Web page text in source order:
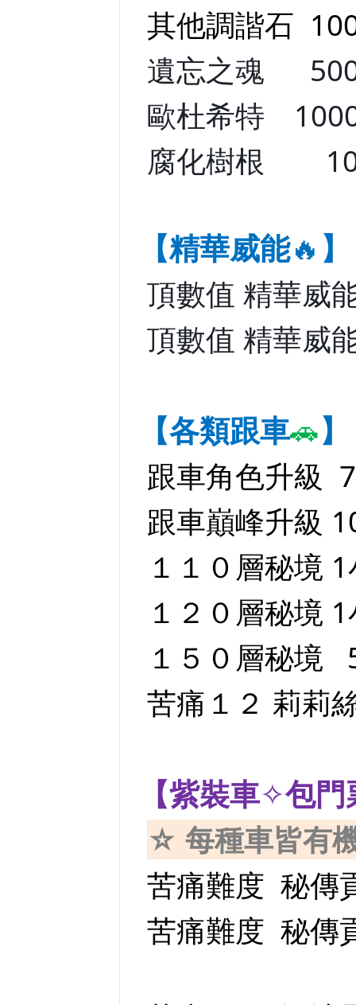
其他調諧石
遺忘之魂
歐杜希特
腐化樹根
【精華威能🔥 】
頂數值 精華威
頂數值 精華威
【各類跟車🚗】
跟車角色升級
跟車巔峰升級
１１０層秘境
１２０層秘境
１５０層秘
苦痛１２ 莉莉
【紫裝車✧包門
☆ 每種車皆有
苦痛難度 秘
苦痛難度 秘